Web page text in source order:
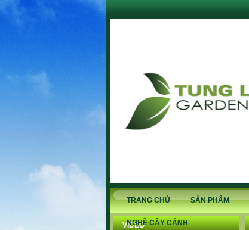
TRANG CHỦ SẢN PHẨM
NGHỀ CÂY CẢNH
VIDEO